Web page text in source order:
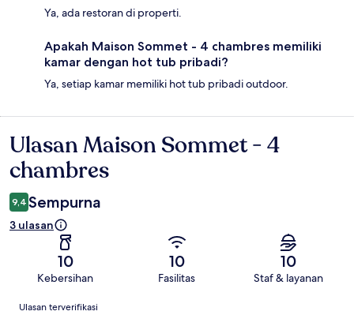
Ya, ada restoran di properti.
Apakah Maison Sommet - 4 chambres memiliki
kamar dengan hot tub pribadi?
Ya, setiap kamar memiliki hot tub pribadi outdoor.
Ulasan
Ulasan Maison Sommet - 4
chambres
9,4 Sempurna
3 ulasan
10
Kebersihan
10
Fasilitas
10
Staf & layanan
Ulasan
Ulasan terverifikasi